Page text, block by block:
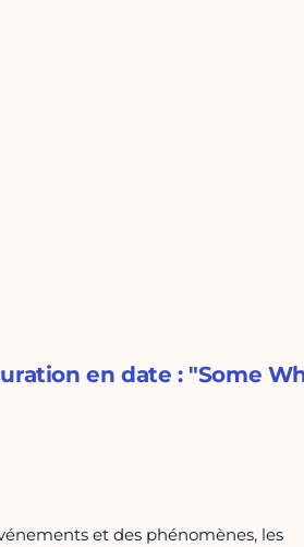
en date : "Some
et des phénomènes, les